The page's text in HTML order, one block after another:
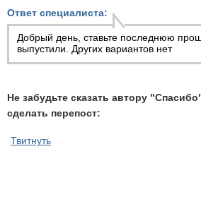
Ответ специалиста:
Добрый день, ставьте последнюю
выпустили. Других вариантов нет
Не забудьте сказать автору
сделать перепост:
Твитнуть